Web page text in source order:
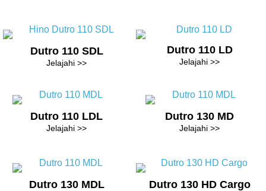
Dutro 110 SDL
Jelajahi >>
Dutro 110 LD
Jelajahi >>
Dutro 110 LDL
Jelajahi >>
Dutro 130 MD
Jelajahi >>
Dutro 130 MDL Dutro 130 HD Cargo